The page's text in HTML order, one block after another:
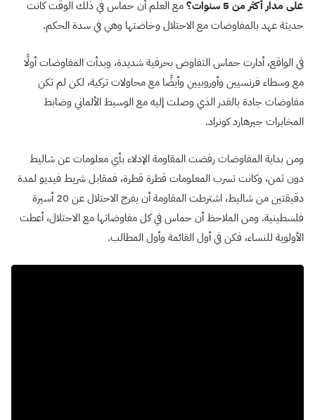
على مدار أكثر من 5 سنوات؟
مع العلم أن حماس في ذلك الوقت كانت
حديثة عهد بالمفاوضات مع الاحتلال وخاضتها وهي في سدة الحكم.
في الواقع، أدارت حماس التفاوض بحرفية شديدة، وبدأت المفاوضات أولًا
مع وسطاء فرنسيين وأوروبيين وأيضًا مع محاولات تركية، لكن لم تكن
مفاوضات جادة بالقدر الذي وصلت إليه مع الوسيط الألماني وضابط
المخابرات جيرهارد كونراد.
ومن بداية المفاوضات رفضت المقاومة الإدلاء بأي معلومات عن شاليط
دون ثمن، وكانت تسرب المعلومات قطرة قطرة، فمقابل شريط فيديو لمدة
دقيقتين من شاليط، اشترطت المقاومة أن يفرج الاحتلال عن 20 أسيرة
فلسطينية. ومن الملاحظ أن حماس في كل مفاوضاتها مع الاحتلال، أعطت
الأولوية للنساء، فكن في أول القائمة وأول المطالب.